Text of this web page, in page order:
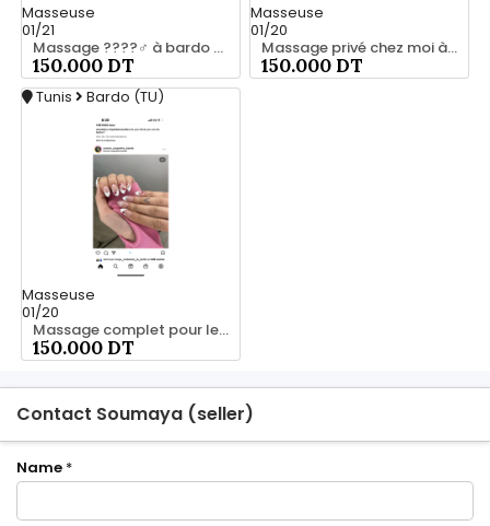
Masseuse
01/21
Massage ????‍♂️ à bardo srd 55066248
150.000 DT
Masseuse
01/20
Massage privé chez moi à bardo55066248
150.000 DT
Tunis Bardo (TU)
Masseuse
01/20
Massage complet pour les hommes srd 20466285
150.000 DT
Contact Soumaya (seller)
Name *